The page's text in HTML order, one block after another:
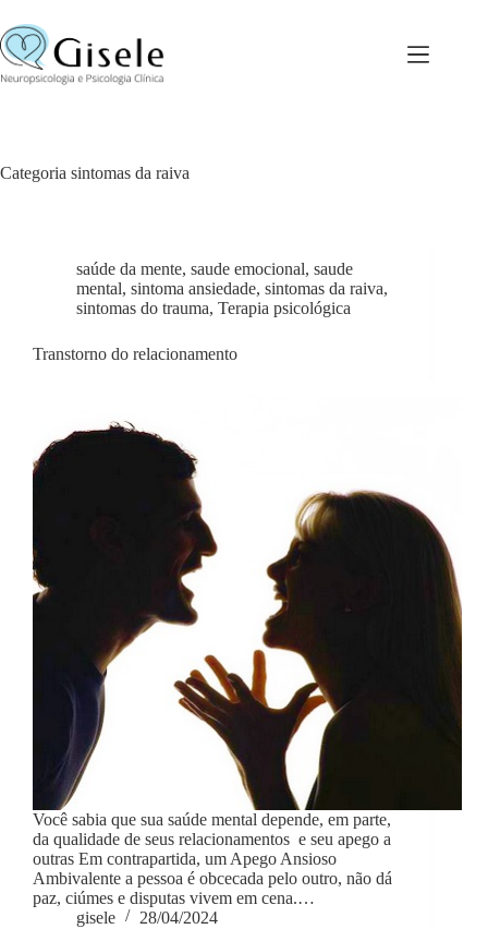
para
o
conteúdo
Categoria sintomas da raiva
saúde da mente, saude emocional, saude
mental, sintoma ansiedade, sintomas da raiva,
sintomas do trauma, Terapia psicológica
Transtorno do relacionamento
Você sabia que sua saúde mental depende, em parte,
da qualidade de seus relacionamentos e seu apego a
outras Em contrapartida, um Apego Ansioso
Ambivalente a pessoa é obcecada pelo outro, não dá
paz, ciúmes e disputas vivem em cena.…
gisele
28/04/2024